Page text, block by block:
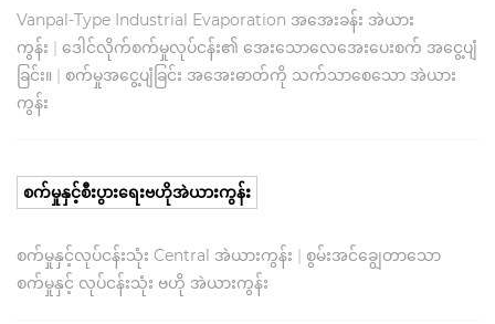
Vanpal-Type Industrial Evaporation အအေးခန်း အဲယား
ကွန်း | ဒေါင်လိုက်စက်မှုလုပ်ငန်း၏ အေးသောလေအေးပေးစက် အငွေ့ပျံ
ခြင်း။ | စက်မှုအငွေ့ပျံခြင်း အအေးဓာတ်ကို သက်သာစေသော အဲယား
ကွန်း
စက်မှုနှင့်စီးပွားရေးဗဟိုအဲယားကွန်း
စက်မှုနှင့်လုပ်ငန်းသုံး Central အဲယားကွန်း | စွမ်းအင်ချွေတာသော
စက်မှုနှင့် လုပ်ငန်းသုံး ဗဟို အဲယားကွန်း